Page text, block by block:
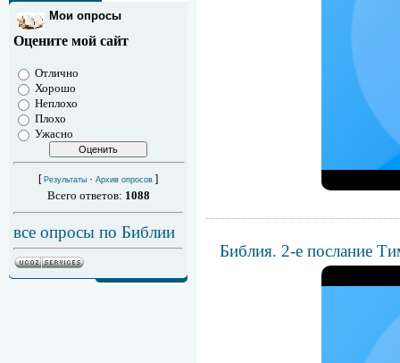
Мои опросы
Оцените мой сайт
Отлично
Хорошо
Неплохо
Плохо
Ужасно
[ Результаты · Архив опросов ]
Всего ответов: 1088
все опросы по Библии
Библия. 2-е послание